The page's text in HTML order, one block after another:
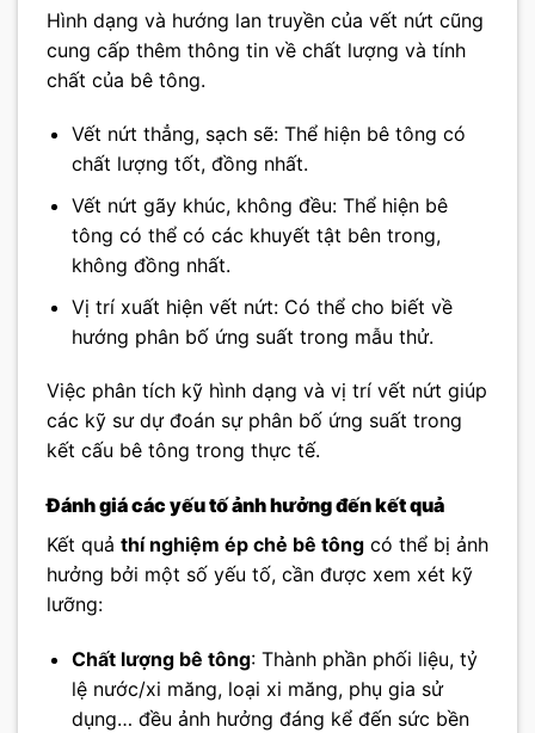
Hình dạng và hướng lan truyền của vết nứt cũng
cung cấp thêm thông tin về chất lượng và tính
chất của bê tông.
Vết nứt thẳng, sạch sẽ: Thể hiện bê tông có
chất lượng tốt, đồng nhất.
Vết nứt gãy khúc, không đều: Thể hiện bê
tông có thể có các khuyết tật bên trong,
không đồng nhất.
Vị trí xuất hiện vết nứt: Có thể cho biết về
hướng phân bố ứng suất trong mẫu thử.
Việc phân tích kỹ hình dạng và vị trí vết nứt giúp
các kỹ sư dự đoán sự phân bố ứng suất trong
kết cấu bê tông trong thực tế.
Đánh giá các yếu tố ảnh hưởng đến kết quả
Kết quả thí nghiệm ép chẻ bê tông có thể bị ảnh
hưởng bởi một số yếu tố, cần được xem xét kỹ
lưỡng:
Chất lượng bê tông: Thành phần phối liệu, tỷ
lệ nước/xi măng, loại xi măng, phụ gia sử
dụng… đều ảnh hưởng đáng kể đến sức bền